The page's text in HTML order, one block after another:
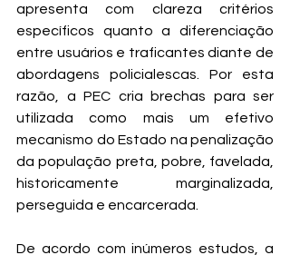
apresenta com clareza critérios
específicos quanto a diferenciação
entre usuários e traficantes diante de
abordagens policialescas. Por esta
razão, a PEC cria brechas para ser
utilizada como mais um efetivo
mecanismo do Estado na penalização
da população preta, pobre, favelada,
historicamente marginalizada,
perseguida e encarcerada.
De acordo com inúmeros estudos, a